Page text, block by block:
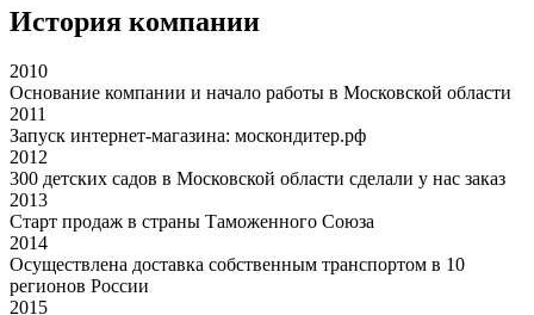
История компании
2010
Основание компании и начало работы в Московской области
2011
Запуск интернет-магазина: москондитер.рф
2012
300 детских садов в Московской области сделали у нас заказ
2013
Старт продаж в страны Таможенного Союза
2014
Осуществлена доставка собственным транспортом в 10
регионов России
2015